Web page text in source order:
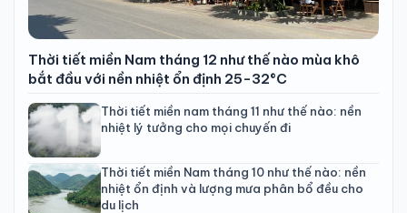
Thời tiết miền Nam tháng 12 như thế nào mùa khô
bắt đầu với nền nhiệt ổn định 25-32°C
Thời tiết miền nam tháng 11 như thế nào: nền
nhiệt lý tưởng cho mọi chuyến đi
Thời tiết miền Nam tháng 10 như thế nào: nền
nhiệt ổn định và lượng mưa phân bổ đều cho
du lịch